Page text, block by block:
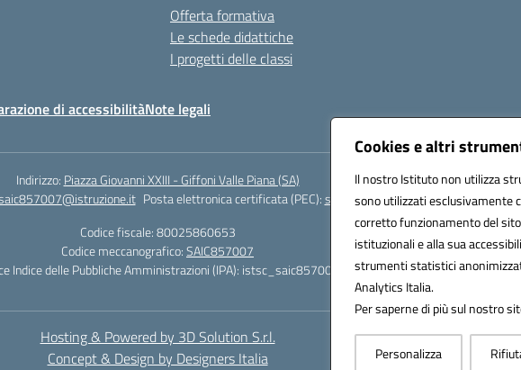
Cookies e altri
Il nostro Istituto non utilizza
sono utilizzati esclusivamente
corretto funzionamento del
istituzionali e alla sua
strumenti statistici
Analytics Italia.
Per saperne di più sul nostro
Personalizza
Offerta formativa
Le schede didattiche
I progetti delle classi
di accessibilitàNote legali
Indirizzo: Piazza Giovanni XXIII - Giffoni Valle Piana (SA)
Posta elettronica certificata (PEC):saic857007@pec.istruzione.it
Codice fiscale: 80025860653
Codice meccanografico:SAIC857007
Indice delle Pubbliche Amministrazioni (IPA): istsc_saic857007
Hosting & Powered by 3D Solution S.r.l.
Concept & Design by Designers Italia